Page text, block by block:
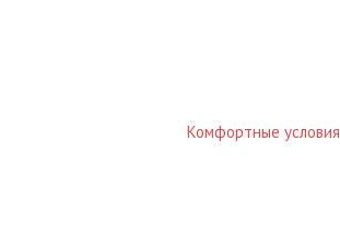
Комфортные условия